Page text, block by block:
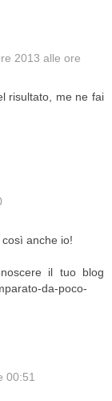
2013 alle ore
risultato, me ne fai
anche io!
il tuo blog
da-poco-
00:51